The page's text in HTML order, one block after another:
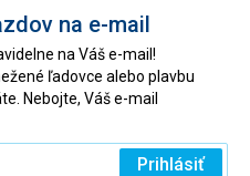
na e-mail
na Váš e-mail!
ľadovce alebo plavbu
Nebojte, Váš e-mail
Prihlásiť